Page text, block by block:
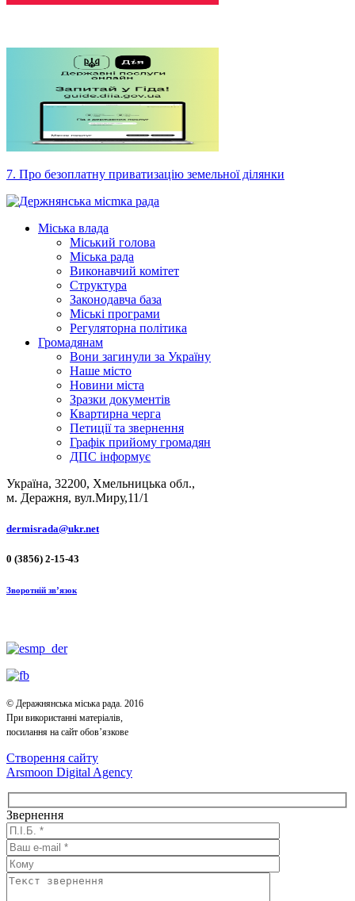
7. Про безоплатну приватизацію земельної ділянки
Міська влада
Міський голова
Міська рада
Виконавчий комітет
Структура
Законодавча база
Міські програми
Регуляторна політика
Громадянам
Вони загинули за Україну
Наше місто
Новини міста
Зразки документів
Квартирна черга
Петиції та звернення
Графік прийому громадян
ДПС інформує
Україна, 32200, Хмельницька обл.,
м. Деражня, вул.Миру,11/1
dermisrada@ukr.net
0 (3856) 2-15-43
Зворотній зв’язок
© Деражнянська міська рада. 2016
При використанні матеріалів,
посилання на сайт обов’язкове
Створення сайту
Arsmoon Digital Agency
Звернення